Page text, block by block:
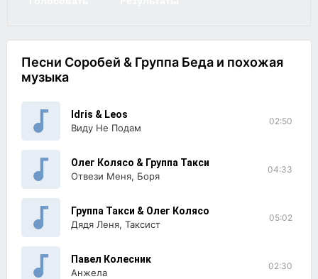
Песни Соробей & Группа Беда и похожая
музыка
Idris & Leos
Виду Не Подам
02:50
Олег Колясо & Группа Такси
Отвези Меня, Боря
04:33
Группа Такси & Олег Колясо
Дядя Леня, Таксист
05:02
Павел Колесник
Анжела
02:30